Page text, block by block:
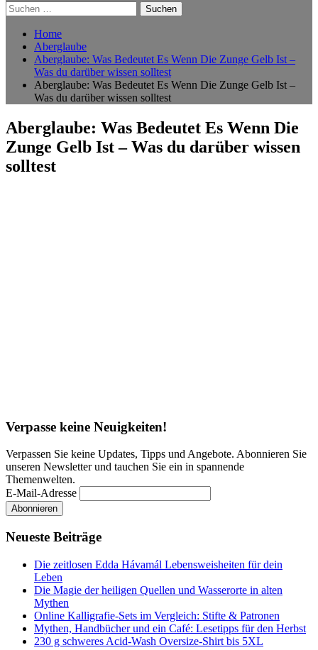
Suchen
nach:
Home
Aberglaube
Aberglaube: Was Bedeutet Es Wenn Die Zunge Gelb Ist –
Was du darüber wissen solltest
Aberglaube: Was Bedeutet Es Wenn Die Zunge Gelb Ist –
Was du darüber wissen solltest
Aberglaube: Was Bedeutet Es Wenn Die
Zunge Gelb Ist – Was du darüber wissen
solltest
Verpasse keine Neuigkeiten!
Verpassen Sie keine Updates, Tipps und Angebote. Abonnieren Sie
unseren Newsletter und tauchen Sie ein in spannende
Themenwelten.
E-Mail-Adresse
Neueste Beiträge
Die zeitlosen Edda Hávamál Lebensweisheiten für dein
Leben
Die Magie der heiligen Quellen und Wasserorte in alten
Mythen
Online Kalligrafie‑Sets im Vergleich: Stifte & Patronen
Mythen, Handbücher und ein Café: Lesetipps für den Herbst
230 g schweres Acid-Wash Oversize-Shirt bis 5XL